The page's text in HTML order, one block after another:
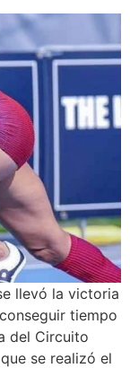
llevó la victoria
tiempo
del Circuito
se realizó el